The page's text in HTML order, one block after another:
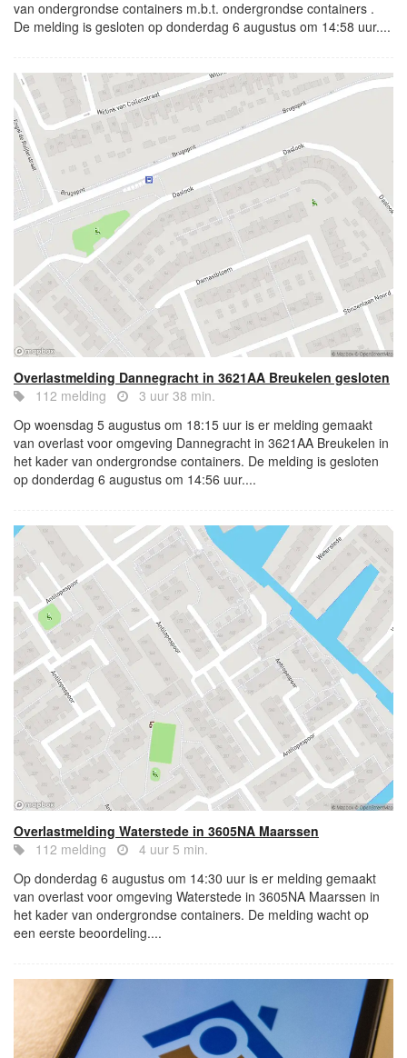
van ondergrondse containers m.b.t. ondergrondse containers .
De melding is gesloten op donderdag 6 augustus om 14:58 uur....
Overlastmelding Dannegracht in 3621AA Breukelen gesloten
112 melding
3 uur 38 min.
Op woensdag 5 augustus om 18:15 uur is er melding gemaakt
van overlast voor omgeving Dannegracht in 3621AA Breukelen in
het kader van ondergrondse containers. De melding is gesloten
op donderdag 6 augustus om 14:56 uur....
Overlastmelding Waterstede in 3605NA Maarssen
112 melding
4 uur 5 min.
Op donderdag 6 augustus om 14:30 uur is er melding gemaakt
van overlast voor omgeving Waterstede in 3605NA Maarssen in
het kader van ondergrondse containers. De melding wacht op
een eerste beoordeling....